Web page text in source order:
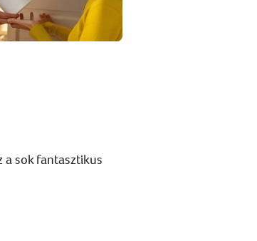
a sok fantasztikus